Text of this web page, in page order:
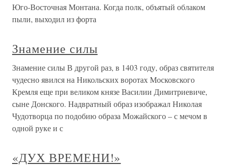
Юго-Восточная Монтана. Когда полк, объятый облаком
пыли, выходил из форта
Знамение силы
Знамение силы В другой раз, в 1403 году, образ святителя
чудесно явился на Никольских воротах Московского
Кремля еще при великом князе Василии Димитриевиче,
сыне Донского. Надвратный образ изображал Николая
Чудотворца по подобию образа Можайского – с мечом в
одной руке и с
«ДУХ ВРЕМЕНИ!»